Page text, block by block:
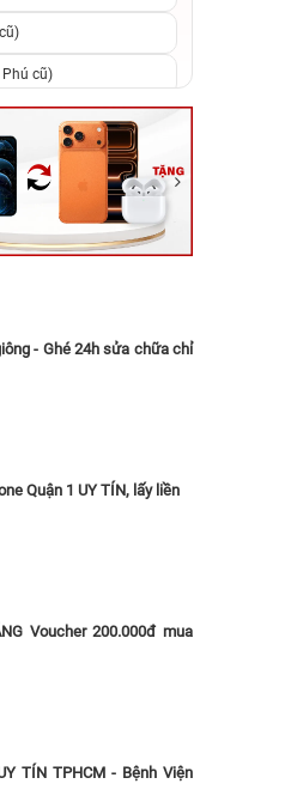
Phú cũ)
Thủ Đức cũ)
Thủ Đức Cũ)
Vũng Tàu cũ)
- Ghé 24h sửa chữa chỉ
Quận 1 UY TÍN, lấy liền
Voucher 200.000đ mua
TÍN TPHCM - Bệnh Viện